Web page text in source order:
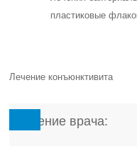
пластиковые
Лечение конъюнктивита
Мнение врача: